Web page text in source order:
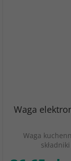
Waga
Waga